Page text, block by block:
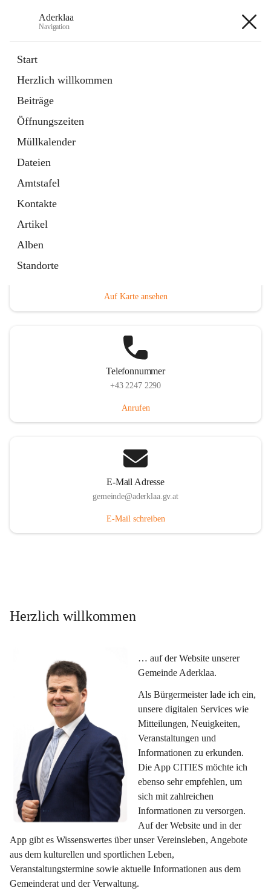
Aderklaa
Navigation
Start
Herzlich willkommen
Beiträge
Öffnungszeiten
Müllkalender
Dateien
Amtstafel
Kontakte
Artikel
Alben
Standorte
6 Schnellzugriffe
Gemeinde
3 Schnellzugriffe
Auf Karte ansehen
Telefonnummer
+43 2247 2290
Anrufen
E-Mail Adresse
gemeinde@aderklaa.gv.at
E-Mail schreiben
Herzlich willkommen
… auf der Website unserer
Gemeinde Aderklaa.
Als Bürgermeister lade ich ein,
unsere digitalen Services wie
Mitteilungen, Neuigkeiten,
Veranstaltungen und
Informationen zu erkunden.
Die App CITIES möchte ich
ebenso sehr empfehlen, um
sich mit zahlreichen
Informationen zu versorgen.
Auf der Website und in der
App gibt es Wissenswertes über unser Vereinsleben, Angebote
aus dem kulturellen und sportlichen Leben,
Veranstaltungstermine sowie aktuelle Informationen aus dem
Gemeinderat und der Verwaltung.